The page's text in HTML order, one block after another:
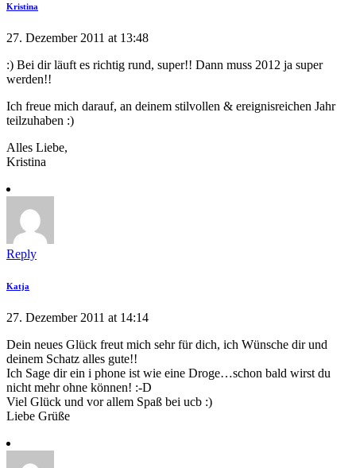
Kristina
27. Dezember 2011 at 13:48
:) Bei dir läuft es richtig rund, super!! Dann muss 2012 ja super
werden!!
Ich freue mich darauf, an deinem stilvollen & ereignisreichen Jahr
teilzuhaben :)
Alles Liebe,
Kristina
Reply
Katja
27. Dezember 2011 at 14:14
Dein neues Glück freut mich sehr für dich, ich Wünsche dir und
deinem Schatz alles gute!!
Ich Sage dir ein i phone ist wie eine Droge…schon bald wirst du
nicht mehr ohne können! :-D
Viel Glück und vor allem Spaß bei ucb :)
Liebe Grüße